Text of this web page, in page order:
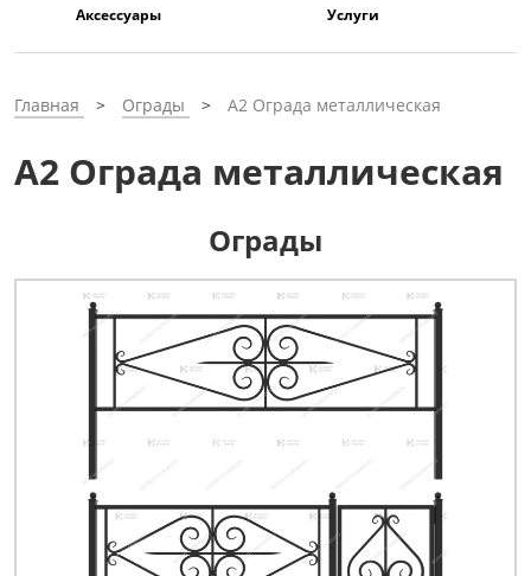
Аксессуары Услуги
Главная Ограды А2 Ограда металлическая
А2 Ограда металлическая
Ограды